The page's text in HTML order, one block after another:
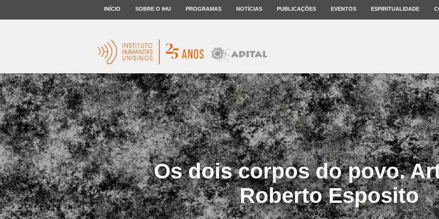
INÍCIO SOBRE O IHU PROGRAMAS NOTÍCIAS PUBLICAÇÕES EVENTOS ESPIRITUALIDADE
Os dois corpos do povo.
Roberto Esposito